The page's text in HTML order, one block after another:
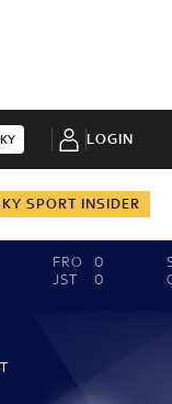
LOGIN
SPORT INSIDER
FRO
0
JST
0